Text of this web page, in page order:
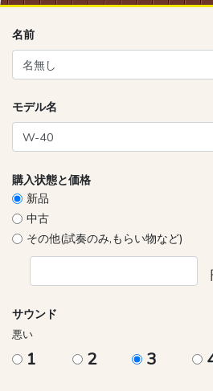
名前
モデル名
購入状態と価格
新品
中古
その他(試奏のみ,もらい物など)
サウンド
悪い
1 2 3